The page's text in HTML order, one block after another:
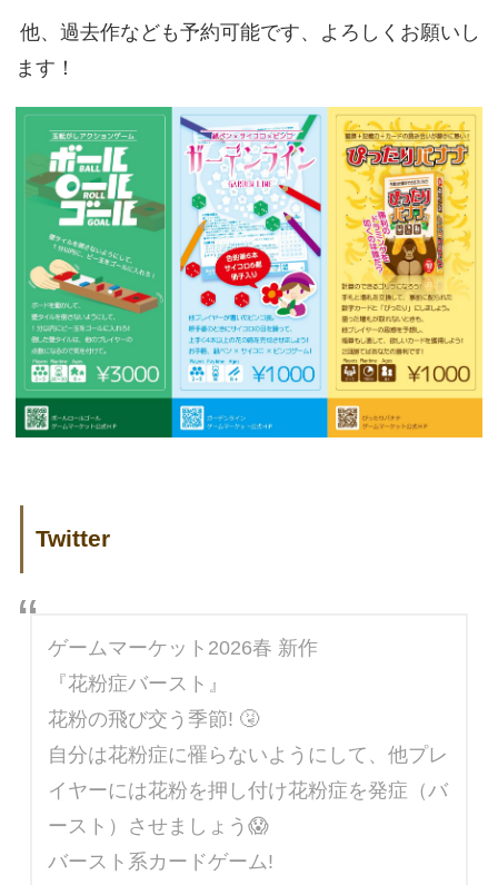
他、過去作なども予約可能です、よろしくお願いし
ます！
Twitter
ゲームマーケット2026春 新作
『花粉症バースト』
花粉の飛び交う季節! 🤧
自分は花粉症に罹らないようにして、他プレ
イヤーには花粉を押し付け花粉症を発症（バ
ースト）させましょう😱
バースト系カードゲーム!